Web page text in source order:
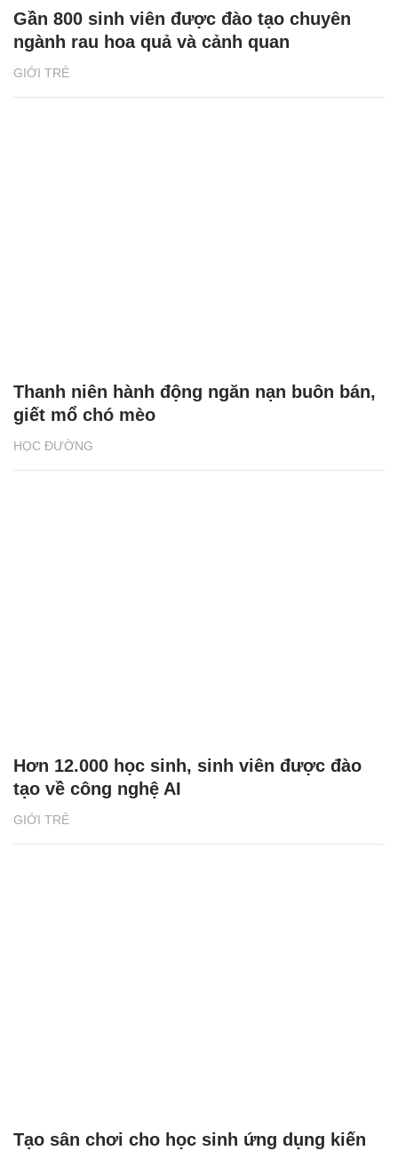
GIỚI TRẺ
Gần 800 sinh viên được đào tạo chuyên
ngành rau hoa quả và cảnh quan
HỌC ĐƯỜNG
Thanh niên hành động ngăn nạn buôn bán,
giết mổ chó mèo
GIỚI TRẺ
Hơn 12.000 học sinh, sinh viên được đào
tạo về công nghệ AI
Tạo sân chơi cho học sinh ứng dụng kiến